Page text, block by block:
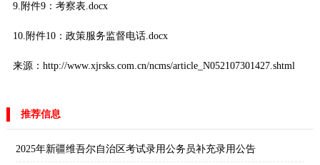
9.附件9：考察表.docx
10.附件10：政策服务监督电话.docx
来源：http://www.xjrsks.com.cn/ncms/article_N052107301427.shtml
推荐信息
2025年新疆维吾尔自治区考试录用公务员补充录用公告